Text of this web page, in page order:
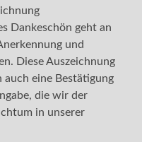
Dankeschön geht an
und
Diese Auszeichnung
eine Bestätigung
die wir der
in unserer